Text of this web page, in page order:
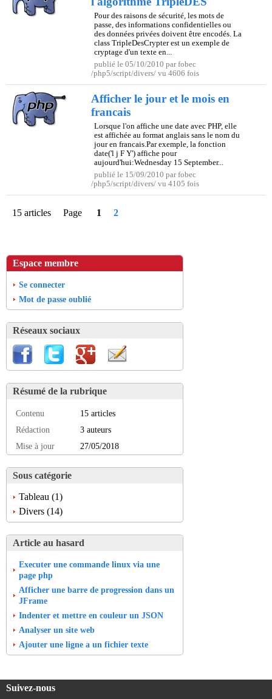
Pour des raisons de sécurité, les mots de
passe, des informations confidentielles ou
des données privées doivent être encodés. La
class TripleDesCrypter est un exemple de
cryptage d'un texte en...
publié le 05/10/2010 par fobec
/php5/script/divers/ vu 4606 fois
Afficher le jour et le mois en
francais
Lorsque l'on affiche une date avec PHP, elle
est affichée au format anglais sans le nom du
jour en francais.Par exemple, la fonction
date('l j F Y') affiche pour
aujourd'hui:Wednesday 15 September...
publié le 15/09/2010 par fobec
/php5/script/divers/ vu 4105 fois
15 articles Page 1 2
Espace membre
Se connecter
Mot de passe oublié
Réseaux sociaux
Résumé de la rubrique
Contenu
15 articles
Rédaction
3 auteurs
Mise à jour
27/05/2018
Sous catégorie
Tableau (1)
Divers (14)
Article au hasard
Executer une commande linux via une
page php
Afficher une barre de progression dans un
JFrame
Indenter et mettre en couleur un JSON
Analyser un site web
Ajouter une ligne a un fichier texte
Suivez-nous